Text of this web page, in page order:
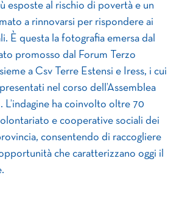
esposte al rischio di povertà e un
a rinnovarsi per rispondere ai
È questa la fotografia emersa dal
promosso dal Forum Terzo
a Csv Terre Estensi e Iress, i cui
nel corso dell’Assemblea
L’indagine ha coinvolto oltre 70
e cooperative sociali dei
consentendo di raccogliere
che caratterizzano oggi il